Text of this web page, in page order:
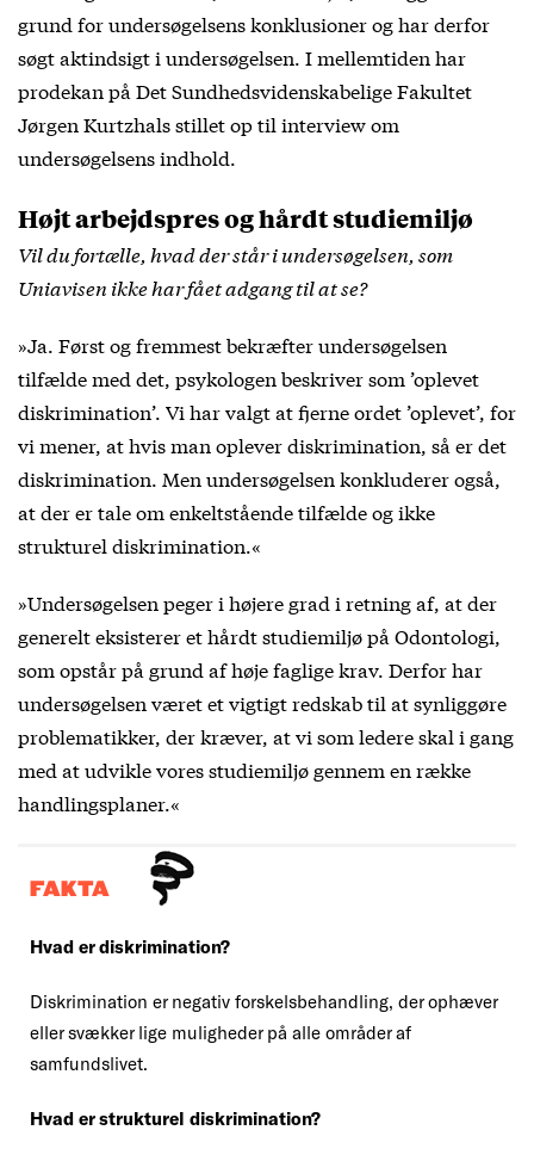
grund for undersøgelsens konklusioner og har derfor
søgt aktindsigt i undersøgelsen. I mellemtiden har
prodekan på Det Sundhedsvidenskabelige Fakultet
Jørgen Kurtzhals stillet op til interview om
undersøgelsens indhold.
Højt arbejdspres og hårdt studiemiljø
Vil du fortælle, hvad der står i undersøgelsen, som
Uniavisen ikke har fået adgang til at se?
»Ja. Først og fremmest bekræfter undersøgelsen
tilfælde med det, psykologen beskriver som ’oplevet
diskrimination’. Vi har valgt at fjerne ordet ’oplevet’, for
vi mener, at hvis man oplever diskrimination, så er det
diskrimination. Men undersøgelsen konkluderer også,
at der er tale om enkeltstående tilfælde og ikke
strukturel diskrimination.«
»Undersøgelsen peger i højere grad i retning af, at der
generelt eksisterer et hårdt studiemiljø på Odontologi,
som opstår på grund af høje faglige krav. Derfor har
undersøgelsen været et vigtigt redskab til at synliggøre
problematikker, der kræver, at vi som ledere skal i gang
med at udvikle vores studiemiljø gennem en række
handlingsplaner.«
FAKTA
Hvad er diskrimination?
Diskrimination er negativ forskelsbehandling, der ophæver
eller svækker lige muligheder på alle områder af
samfundslivet.
Hvad er strukturel diskrimination?